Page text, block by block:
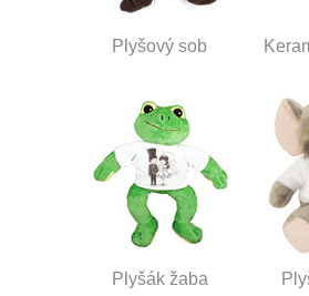
Plyšový sob
Plyšák žaba